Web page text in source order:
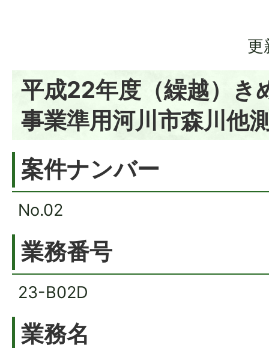
更
平成22年度（繰越）き
事業準用河川市森川他
案件ナンバー
No.02
業務番号
23-B02D
業務名